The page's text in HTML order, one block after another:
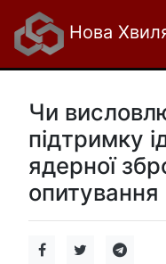
Нова
Чи
підтримку
ядерної
опитування